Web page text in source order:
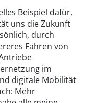
Beispiel dafür,
uns die Zukunft
durch
Fahren von
im
digitale Mobilität
Mehr